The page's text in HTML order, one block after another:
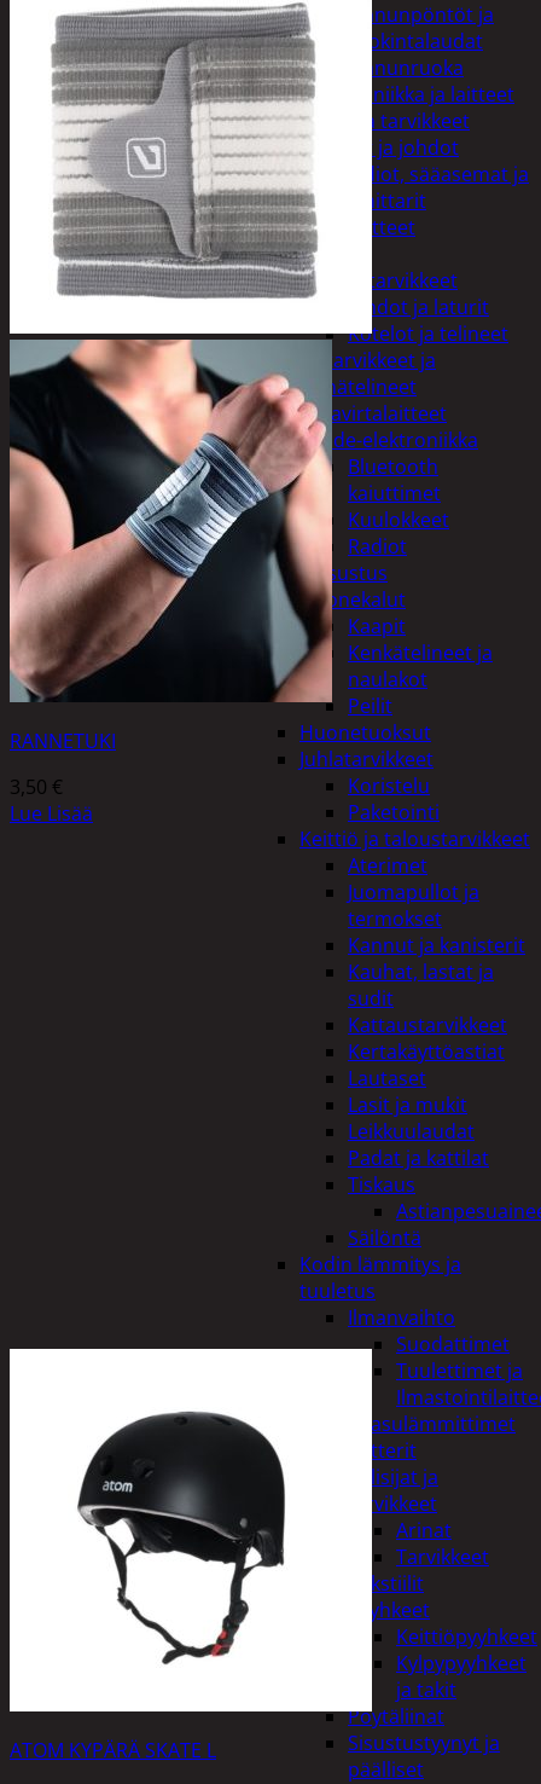
Linnunpöntöt ja
ruokintalaudat
Linnunruoka
Kodin elektroniikka ja laitteet
Imurit ja tarvikkeet
Kaapelit ja johdot
Kelloradiot, sääasemat ja
lämpömittarit
Oheislaitteet
Paristot
Puhelintarvikkeet
Johdot ja laturit
Kotelot ja telineet
Tv-tarvikkeet ja
seinätelineet
Varavirtalaitteet
Viihde-elektroniikka
Bluetooth
kaiuttimet
Kuulokkeet
Radiot
Koti ja sisustus
Huonekalut
Kaapit
Kenkätelineet ja
naulakot
Peilit
Huonetuoksut
Juhlatarvikkeet
Koristelu
Paketointi
Keittiö ja taloustarvikkeet
Aterimet
Juomapullot ja
termokset
Kannut ja kanisterit
Kauhat, lastat ja
sudit
Kattaustarvikkeet
Kertakäyttöastiat
Lautaset
Lasit ja mukit
Leikkuulaudat
Padat ja kattilat
Tiskaus
Säilöntä
Kodin lämmitys ja
tuuletus
Ilmanvaihto
Suodattimet
Tuulettimet ja
Kaasulämmittimet
Patterit
Tulisijat ja
tarvikkeet
Arinat
Tarvikkeet
Kodintekstiilit
Pyyhkeet
Keittiöpyyhkeet
Kylpypyyhkeet
ja takit
Pöytäliinat
Sisustustyynyt ja
päälliset
RANNETUKI
3,50 €
Lue Lisää
ATOM KYPÄRÄ SKATE L